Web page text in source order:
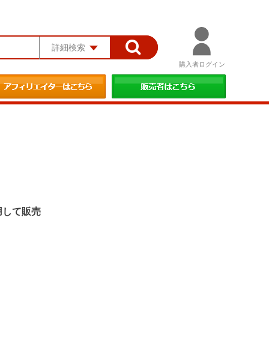
詳細検索
購入者ログイン
して販売